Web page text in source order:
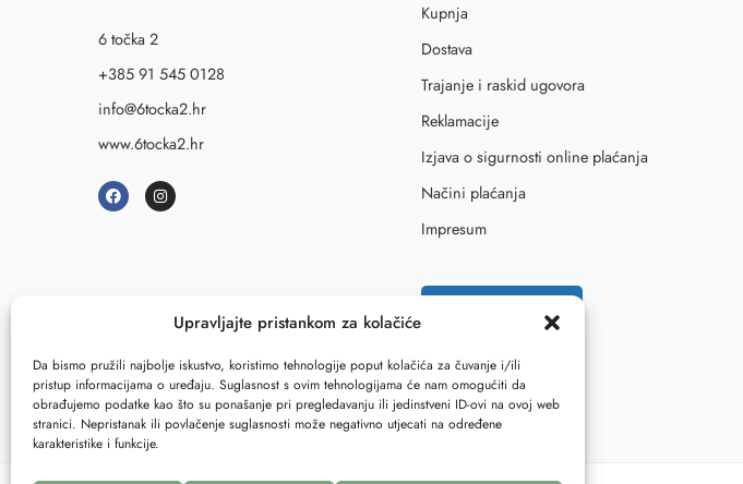
Upravljajte pristankom za kolačiće
Da bismo pružili najbolje iskustvo, koristimo tehnologije poput kolačića za čuvanje i/ili
pristup informacijama o uređaju. Suglasnost s ovim tehnologijama će nam omogućiti da
obrađujemo podatke kao što su ponašanje pri pregledavanju ili jedinstveni ID-ovi na ovoj web
stranici. Nepristanak ili povlačenje suglasnosti može negativno utjecati na određene
karakteristike i funkcije.
6 točka 2
+385 91 545 0128
info@6tocka2.hr
www.6tocka2.hr
Kupnja
Dostava
Trajanje i raskid ugovora
Reklamacije
Izjava o sigurnosti online plaćanja
Načini plaćanja
Impresum